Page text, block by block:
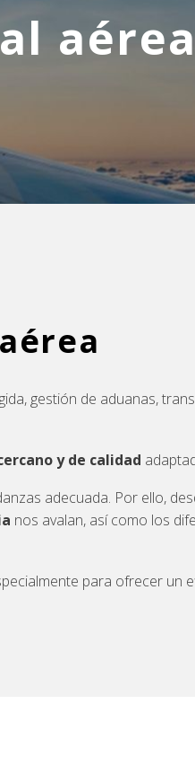
aérea
gestión de aduanas,
y de calidad
adecuada. Por ello,
nos avalan, así como los
para ofrecer un